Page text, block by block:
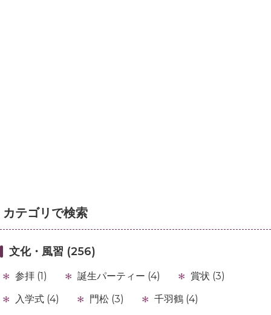
カテゴリで検索
文化・風習 (256)
参拝 (1) 誕生パーティー (4)
賞状 (3)
入学式 (4)
門松 (3)
千羽鶴 (4)